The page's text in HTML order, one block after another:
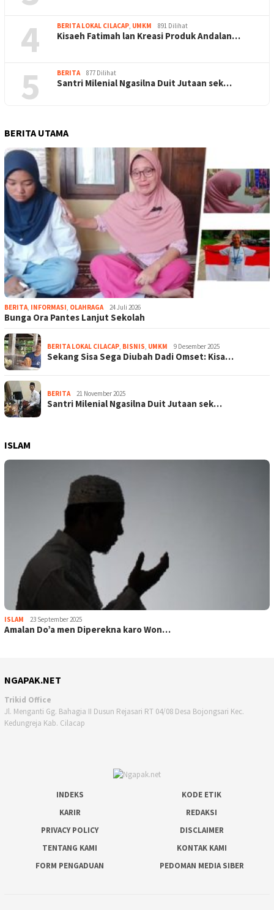
4 BERITA LOKAL CILACAP, UMKM 891 Dilihat
Kisaeh Fatimah lan Kreasi Produk Andalan…
5 BERITA 877 Dilihat
Santri Milenial Ngasilna Duit Jutaan sek…
BERITA UTAMA
BERITA, INFORMASI, OLAHRAGA 24 Juli 2026
Bunga Ora Pantes Lanjut Sekolah
BERITA LOKAL CILACAP, BISNIS, UMKM 9 Desember 2025
Sekang Sisa Sega Diubah Dadi Omset: Kisa…
BERITA 21 November 2025
Santri Milenial Ngasilna Duit Jutaan sek…
ISLAM
ISLAM 23 September 2025
Amalan Do’a men Diperekna karo Won…
NGAPAK.NET
Trikid Office
Jl. Menganti Gg. Bahagia II Dusun Rejasari RT 04/08 Desa Bojongsari Kec.
Kedungreja Kab. Cilacap
INDEKS
KODE ETIK
KARIR
REDAKSI
PRIVACY POLICY
DISCLAIMER
TENTANG KAMI
KONTAK KAMI
FORM PENGADUAN
PEDOMAN MEDIA SIBER